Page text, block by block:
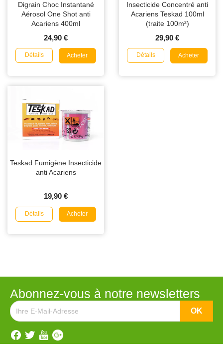
Digrain Choc Instantané
Aérosol One Shot anti
Acariens 400ml
24,90 €
Détails Acheter
Insecticide Concentré anti
Acariens Teskad 100ml
(traite 100m²)
29,90 €
Détails Acheter
Teskad Fumigène Insecticide
anti Acariens
19,90 €
Détails Acheter
Abonnez-vous à notre newsletters